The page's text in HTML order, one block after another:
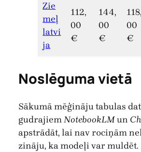
Zie
meļ
latvi
ja
112,
00
€
144,
00
€
118,
00
€
Noslēguma vietā
Sākumā mēģināju tabulas
gudrajiemNotebookLMun
apstrādāt, lai nav rociņām
zināju, ka modeļi var muldēt.